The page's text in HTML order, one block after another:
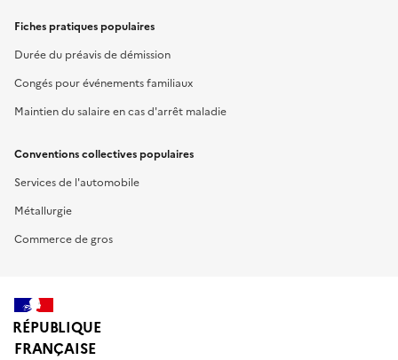
Fiches pratiques populaires
Durée du préavis de démission
Congés pour événements familiaux
Maintien du salaire en cas d'arrêt maladie
Conventions collectives populaires
Services de l'automobile
Métallurgie
Commerce de gros
RÉPUBLIQUE
FRANÇAISE